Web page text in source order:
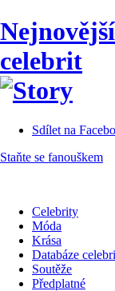
celebrit
Sdílet na
Staňte se fanouškem
Celebrity
Móda
Krása
Databáze
Soutěže
Předplatné